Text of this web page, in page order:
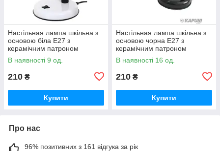
Настільная лампа шкільна з
основою біла Е27 з
керамічним патроном
В наявності 9 од.
210 ₴
Купити
Настільная лампа шкільна з
основою чорна Е27 з
керамічним патроном
В наявності 16 од.
210 ₴
Купити
Про нас
96% позитивних з 161 відгука за рік